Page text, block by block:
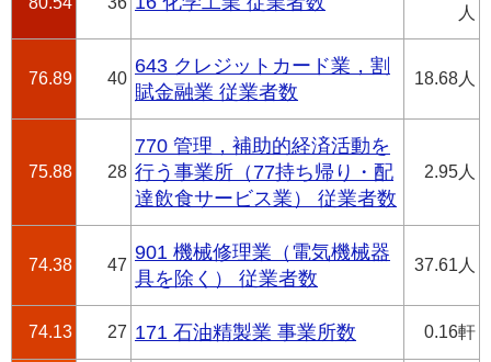
人
76.89 40
643 クレジットカード業，割
賦金融業 従業者数
18.68人
75.88 28
770 管理，補助的経済活動を
行う事業所（77持ち帰り・配
達飲食サービス業） 従業者数
2.95人
74.38 47
901 機械修理業（電気機械器
具を除く） 従業者数
37.61人
74.13 27 171 石油精製業 事業所数 0.16軒